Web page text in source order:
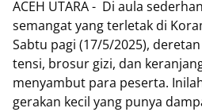
ACEH UTARA - Di aula
semangat yang terletak di
Sabtu pagi (17/5/2025),
tensi, brosur gizi, dan
menyambut para peserta.
gerakan kecil yang punya